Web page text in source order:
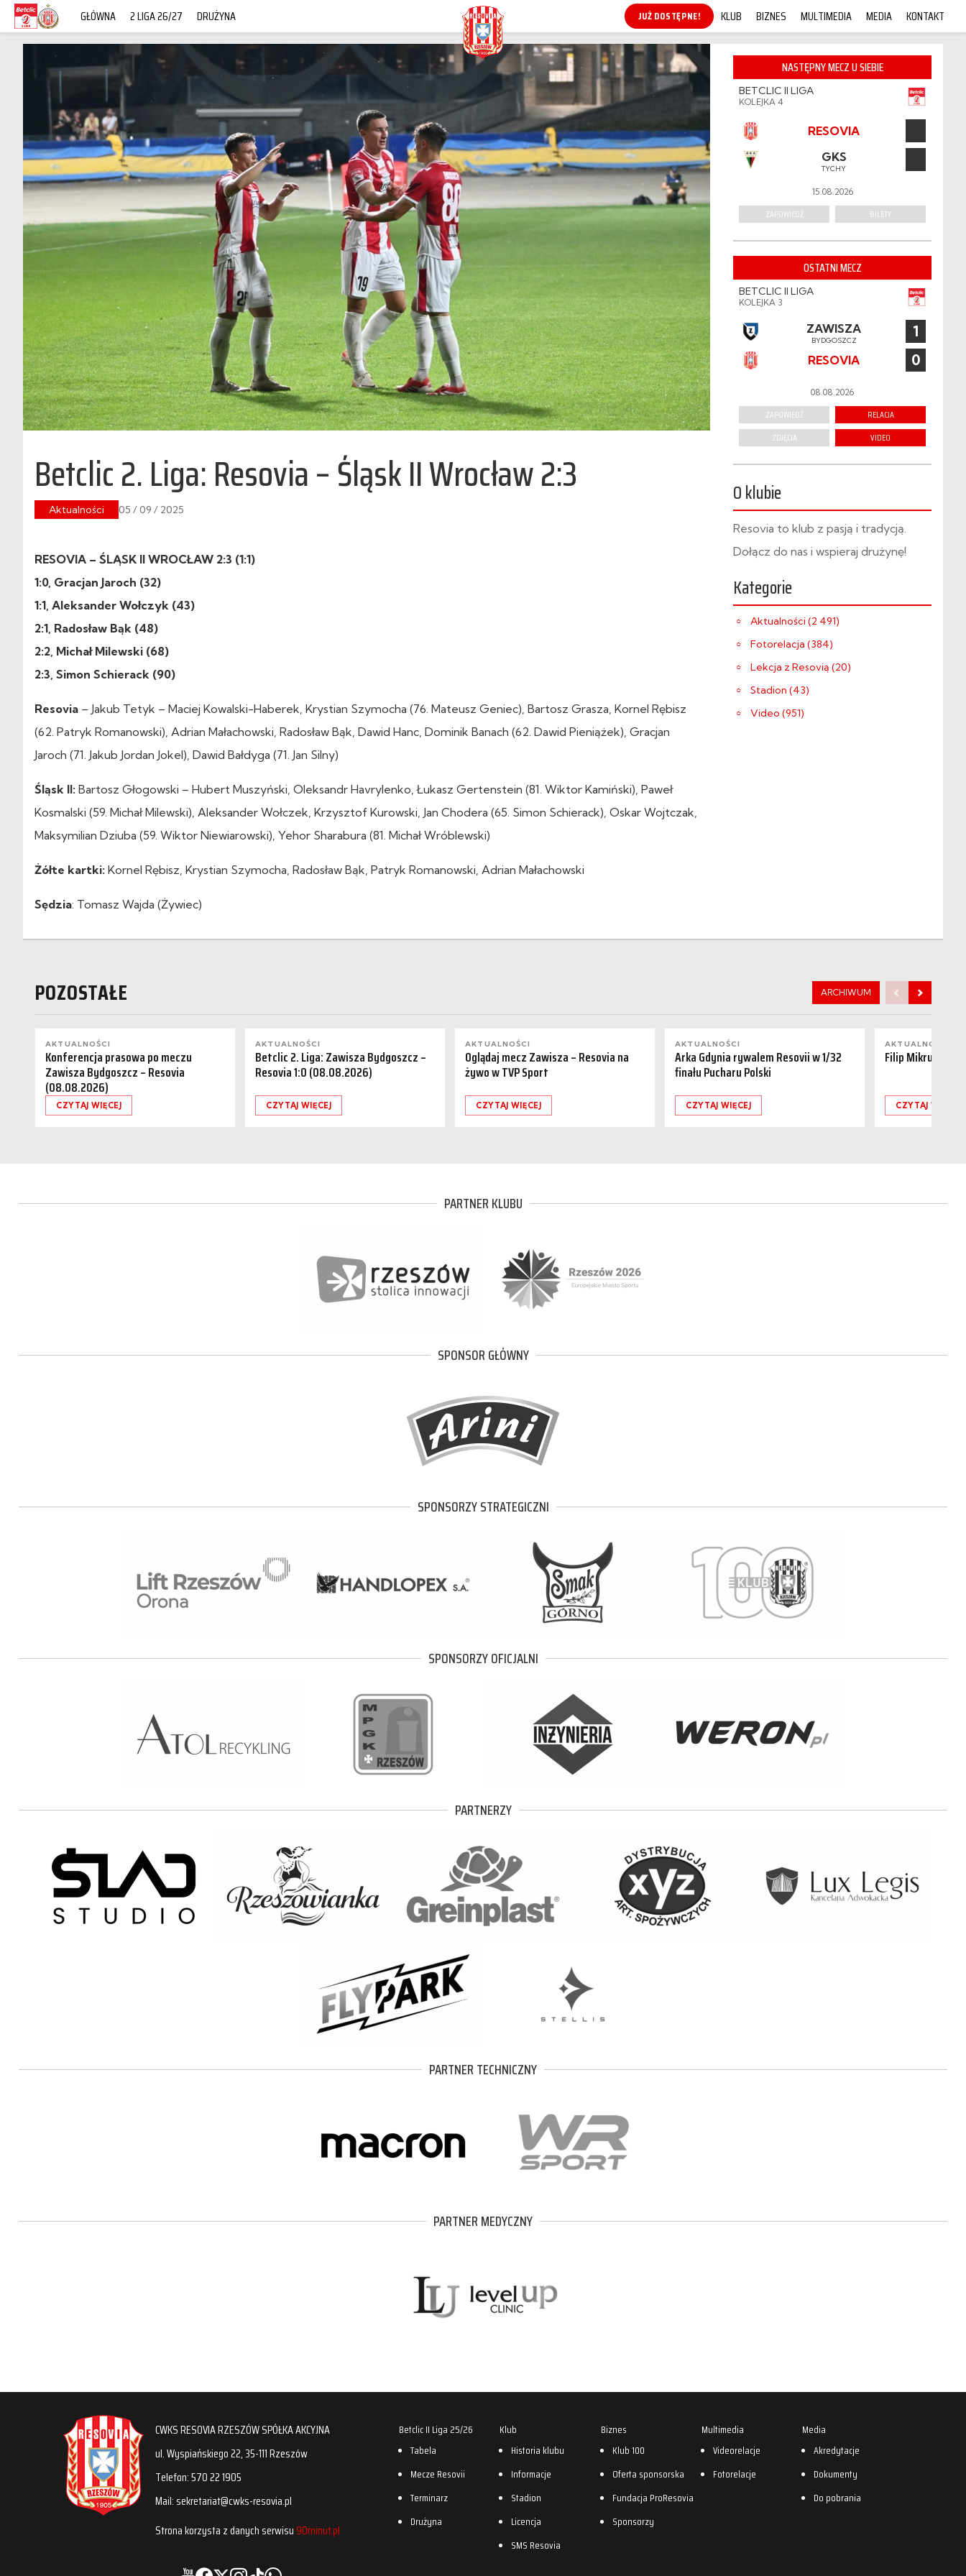
GŁÓWNA 2 LIGA 26/27 DRUŻYNA KUP ONLINE! KLUB BIZNES MULTIMEDIA MEDIA KONTAKT
Betclic 2. Liga: Resovia – Śląsk II Wrocław 2:3
Aktualności 05 / 09 / 2025
RESOVIA – ŚLĄSK II WROCŁAW 2:3 (1:1)
1:0, Gracjan Jaroch (32)
1:1, Aleksander Wołczyk (43)
2:1, Radosław Bąk (48)
2:2, Michał Milewski (68)
2:3, Simon Schierack (90)
Resovia – Jakub Tetyk – Maciej Kowalski-Haberek, Krystian Szymocha (76. Mateusz Geniec), Bartosz Grasza, Kornel Rębisz
(62. Patryk Romanowski), Adrian Małachowski, Radosław Bąk, Dawid Hanc, Dominik Banach (62. Dawid Pieniążek), Gracjan
Jaroch (71. Jakub Jordan Jokel), Dawid Bałdyga (71. Jan Silny)
Śląsk II: Bartosz Głogowski – Hubert Muszyński, Oleksandr Havrylenko, Łukasz Gertenstein (81. Wiktor Kamiński), Paweł
Kosmalski (59. Michał Milewski), Aleksander Wołczek, Krzysztof Kurowski, Jan Chodera (65. Simon Schierack), Oskar Wojtczak,
Maksymilian Dziuba (59. Wiktor Niewiarowski), Yehor Sharabura (81. Michał Wróblewski)
Żółte kartki: Kornel Rębisz, Krystian Szymocha, Radosław Bąk, Patryk Romanowski, Adrian Małachowski
Sędzia: Tomasz Wajda (Żywiec)
NASTĘPNY MECZ U SIEBIE
BETCLIC II LIGA
KOLEJKA 4
RESOVIA
GKS
TYCHY
15.08.2026
ZAPOWIEDŹ BILETY
OSTATNI MECZ
BETCLIC II LIGA
KOLEJKA 3
ZAWISZA
BYDGOSZCZ 1
RESOVIA 0
08.08.2026
ZAPOWIEDŹ
RELACJA
ZDJĘCIA
VIDEO
O klubie
Resovia to klub z pasją i tradycją.
Dołącz do nas i wspieraj drużynę!
Kategorie
Aktualności (2 491)
Fotorelacja (384)
Lekcja z Resovią (20)
Stadion (43)
Video (951)
POZOSTAŁE ARCHIWUM
AKTUALNOŚCI
Konferencja prasowa po meczu
Zawisza Bydgoszcz – Resovia
(08.08.2026)
CZYTAJ WIĘCEJ
AKTUALNOŚCI
Betclic 2. Liga: Zawisza Bydgoszcz –
Resovia 1:0 (08.08.2026)
CZYTAJ WIĘCEJ
AKTUALNOŚCI
Oglądaj mecz Zawisza – Resovia na
żywo w TVP Sport
CZYTAJ WIĘCEJ
AKTUALNOŚCI
Arka Gdynia rywalem Resovii w 1/32
finału Pucharu Polski
CZYTAJ WIĘCEJ
AKTUALNOŚCI
Filip Mikrut
CZYTAJ WIĘCEJ
PARTNER KLUBU
SPONSOR GŁÓWNY
SPONSORZY STRATEGICZNI
SPONSORZY OFICJALNI
PARTNERZY
PARTNER TECHNICZNY
PARTNER MEDYCZNY
CWKS RESOVIA RZESZÓW SPÓŁKA AKCYJNA
ul. Wyspiańskiego 22, 35-111 Rzeszów
Telefon: 570 22 1905
Mail: sekretariat@cwks-resovia.pl
Strona korzysta z danych serwisu90minut.pl
Betclic II Liga 25/26
Tabela
Mecze Resovii
Terminarz
Drużyna
Klub
Historia klubu
Informacje
Stadion
Licencja
SMS Resovia
Biznes
Klub 100
Oferta sponsorska
Fundacja ProResovia
Sponsorzy
Multimedia
Videorelacje
Fotorelacje
Media
Akredytacje
Dokumenty
Do pobrania